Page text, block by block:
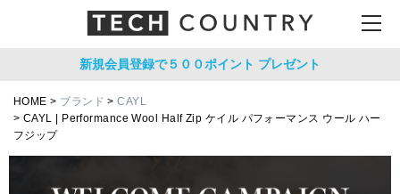
新規会員登録で５００ポイント プレゼント
HOME ブランド
CAYL
CAYL | Performance Wool Half Zip ケイル パフォーマンス ウール ハー
フジップ